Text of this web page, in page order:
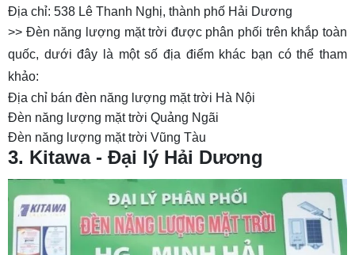
Địa chỉ: 538 Lê Thanh Nghị, thành phố Hải Dương
>> Đèn năng lượng mặt trời được phân phối trên khắp toàn
quốc, dưới đây là một số địa điểm khác bạn có thể tham
khảo:
Địa chỉ bán đèn năng lượng mặt trời Hà Nội
Đèn năng lượng mặt trời Quảng Ngãi
Đèn năng lượng mặt trời Vũng Tàu
3. Kitawa - Đại lý Hải Dương